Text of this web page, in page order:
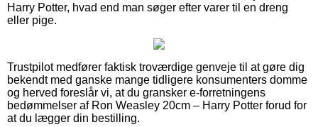
Harry Potter, hvad end man søger efter varer til en dreng
eller pige.
Trustpilot medfører faktisk troværdige genveje til at gøre dig
bekendt med ganske mange tidligere konsumenters domme
og herved foreslår vi, at du gransker e-forretningens
bedømmelser af Ron Weasley 20cm – Harry Potter forud for
at du lægger din bestilling.